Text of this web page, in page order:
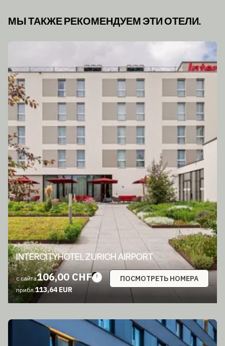
МЫ ТАКЖЕ РЕКОМЕНДУЕМ ЭТИ ОТЕЛИ.
INTERCITYHOTEL ZURICH AIRPORT
с сайта106,00 CHF
прибл.113,64 EUR
ПОСМОТРЕТЬ НОМЕРА